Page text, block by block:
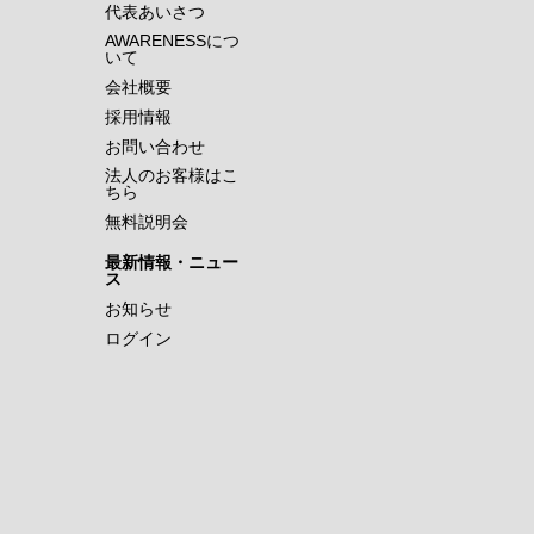
代表あいさつ
AWARENESSにつ
いて
会社概要
採用情報
お問い合わせ
法人のお客様はこ
ちら
無料説明会
最新情報・ニュー
ス
お知らせ
ログイン